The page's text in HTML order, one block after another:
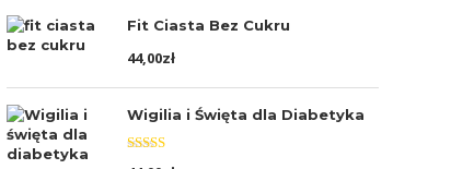
Fit Ciasta Bez Cukru
44,00zł
Wigilia i Święta dla Diabetyka
Oceniono